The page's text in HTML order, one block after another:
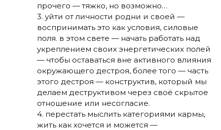
прочего — тяжко, но возможно…
3. уйти от личности родни и своей —
воспринимать это как условия, силовые
поля. в этом свете — начать работать над
укреплением своих энергетических полей
— чтобы оставаться вне активного влияния
окружающего дестроя, более того — часть
этого дестроя — конструктив, который мы
делаем деструктивом через своё скрытое
отношение или несогласие.
4. перестать мыслить категориями кармы,
жить как хочется и можется —